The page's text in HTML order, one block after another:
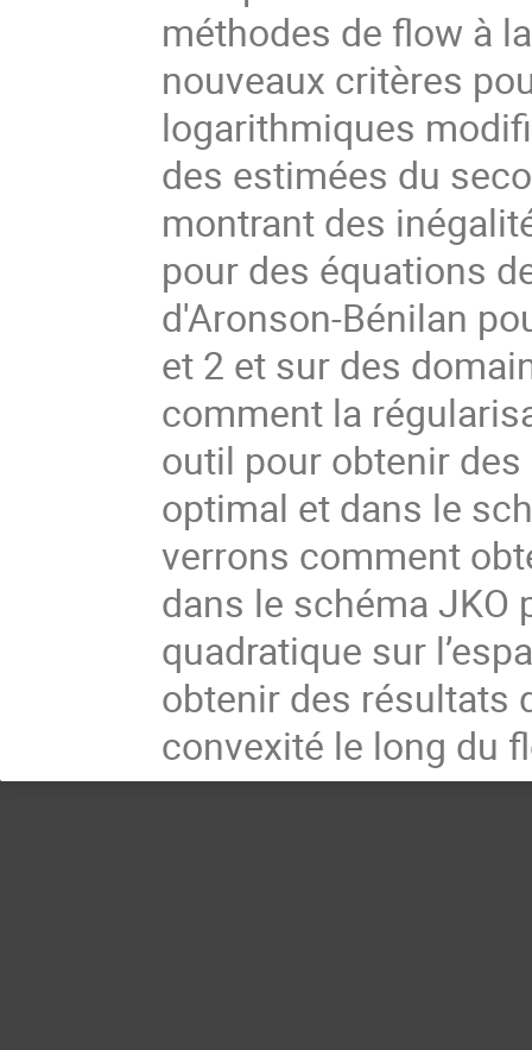
méthodes de flow à
nouveaux critères
logarithmiques
des estimées du
montrant des
pour des équations
d'Aronson-Bénilan
et 2 et sur des
comment la
outil pour obtenir
optimal et dans le
verrons comment
dans le schéma JKO
quadratique sur
obtenir des résultats
convexité le long du